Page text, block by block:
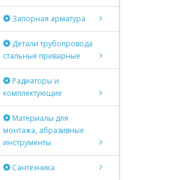
Запорная арматура
Детали трубопровода
стальные приварные
Радиаторы и
комплектующие
Материалы для
монтажа, абразивные
инструменты
Сантехника